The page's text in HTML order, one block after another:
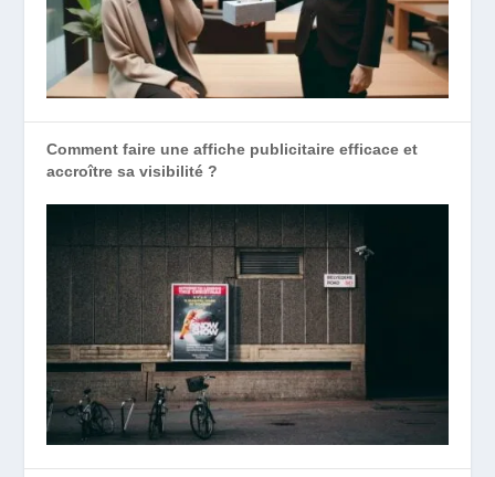
Comment faire une affiche publicitaire efficace et
accroître sa visibilité ?